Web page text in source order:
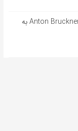
آهنگ آلمانی Tochterkomplex از Anton Bruckner به